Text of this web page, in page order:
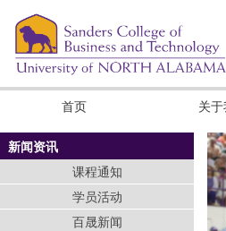
首页 关于
新闻资讯
课程通知
学员活动
百晟新闻